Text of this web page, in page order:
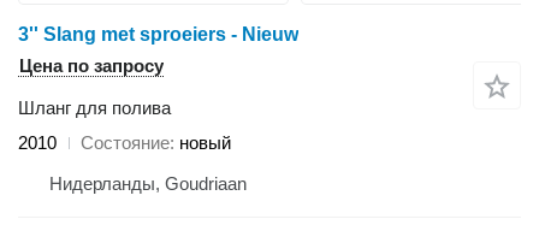
3'' Slang met sproeiers - Nieuw
Цена по запросу
Шланг для полива
2010
Состояние новый
Нидерланды, Goudriaan